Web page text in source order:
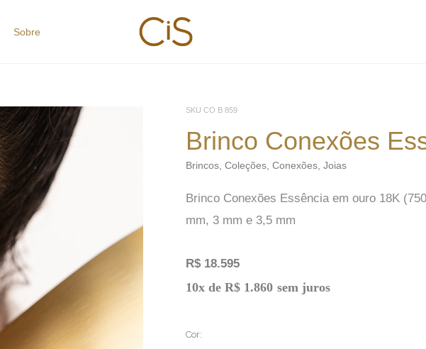
Sobre
SKU CO B 859
Brinco Conexões
Brincos Coleções Conexões Joias
Brinco Conexões Essência em ouro 18K
mm, 3 mm e 3,5 mm
R$ 18.595
10x de R$ 1.860 sem juros
Cor:
Brinco